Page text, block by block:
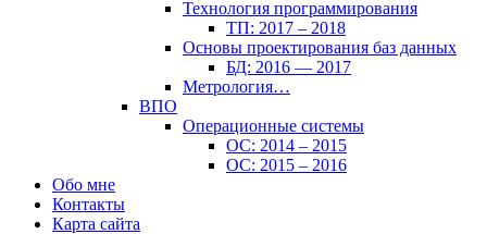
Технология программирования
ТП: 2017 – 2018
Основы проектирования баз данных
БД: 2016 — 2017
Метрология…
ВПО
Операционные системы
ОС: 2014 – 2015
ОС: 2015 – 2016
Обо мне
Контакты
Карта сайта